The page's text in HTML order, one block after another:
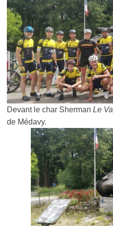
Devant le char Sherman Le
de Médavy.